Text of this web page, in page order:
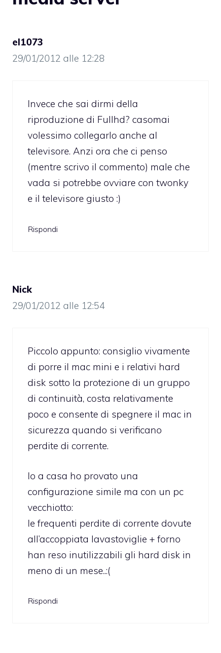
el1073
29/01/2012 alle 12:28
Invece che sai dirmi della
riproduzione di Fullhd? casomai
volessimo collegarlo anche al
televisore. Anzi ora che ci penso
(mentre scrivo il commento) male che
vada si potrebbe ovviare con twonky
e il televisore giusto :)
Rispondi
Nick
29/01/2012 alle 12:54
Piccolo appunto: consiglio vivamente
di porre il mac mini e i relativi hard
disk sotto la protezione di un gruppo
di continuità, costa relativamente
poco e consente di spegnere il mac in
sicurezza quando si verificano
perdite di corrente.
Io a casa ho provato una
configurazione simile ma con un pc
vecchiotto:
le frequenti perdite di corrente dovute
all’accoppiata lavastoviglie + forno
han reso inutilizzabili gli hard disk in
meno di un mese..:(
Rispondi